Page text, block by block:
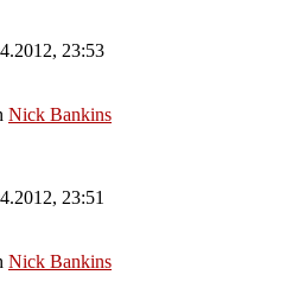
23:53
Nick Bankins
23:51
Nick Bankins